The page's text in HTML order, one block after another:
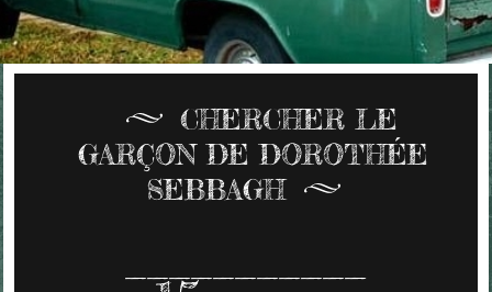
CHERCHER LE
GARÇON DE DOROTHÉE
SEBBAGH